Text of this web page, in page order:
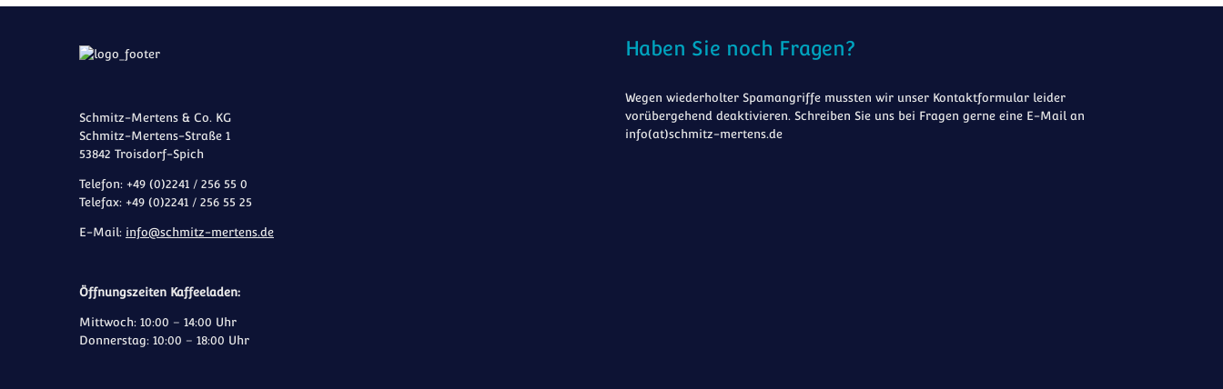
Schmitz-Mertens & Co. KG
Schmitz-Mertens-Straße 1
53842 Troisdorf-Spich
Telefon: +49 (0)2241 / 256 55 0
Telefax: +49 (0)2241 / 256 55 25
E-Mail: info@schmitz-mertens.de
Öffnungszeiten Kaffeeladen:
Mittwoch: 10:00 – 14:00 Uhr
Donnerstag: 10:00 – 18:00 Uhr
Haben Sie noch Fragen?
Wegen wiederholter Spamangriffe mussten wir unser Kontaktformular leider
vorübergehend deaktivieren. Schreiben Sie uns bei Fragen gerne eine E-Mail an
info(at)schmitz-mertens.de